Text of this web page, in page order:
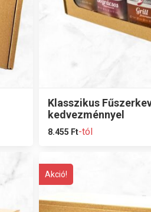
Klasszikus
kedvezménnyel
8.455 Ft-tól
Akció!